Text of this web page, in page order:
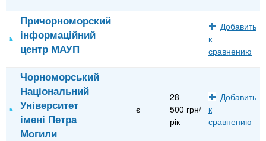
Причорноморский
інформаційний
центр МАУП
Добавить
к
сравнению
Чорноморський
Національний
Університет
імені Петра
Могили
є
28
500 грн/
рік
Добавить
к
сравнению